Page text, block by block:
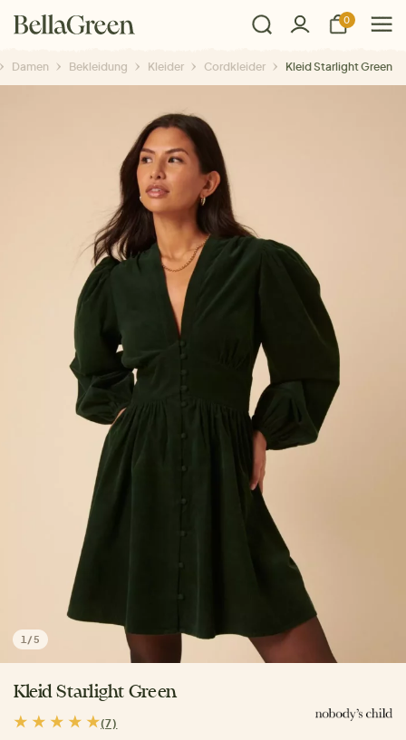
0
Damen Bekleidung Kleider Cordkleider Kleid Starlight Green
1 /5
Kleid Starlight Green
(7)